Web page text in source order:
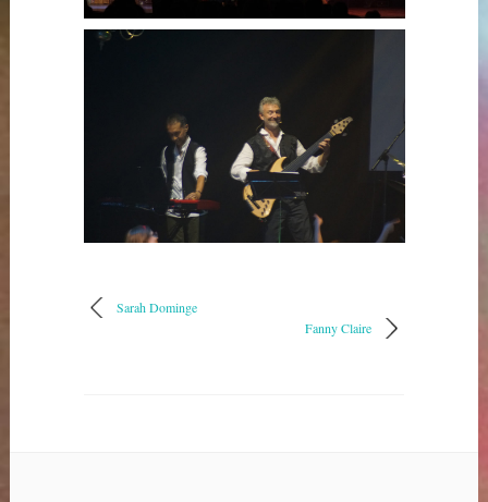
Sarah Dominge
Fanny Claire